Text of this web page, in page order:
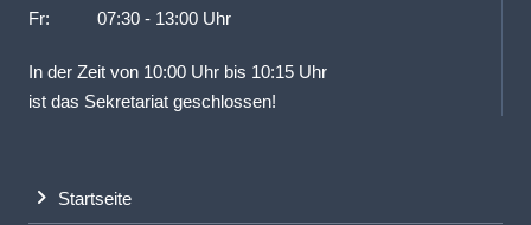
Fr: 07:30 - 13:00 Uhr
In der Zeit von 10:00 Uhr bis 10:15 Uhr
ist das Sekretariat geschlossen!
Startseite